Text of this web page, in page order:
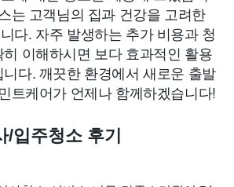
는 고객님의 집과 건강을 고려한
다. 자주 발생하는 추가 비용과 청
이해하시면 보다 효과적인 활용
다. 깨끗한 환경에서 새로운 출발
트케어가 언제나 함께하겠습니다!
/입주청소 후기